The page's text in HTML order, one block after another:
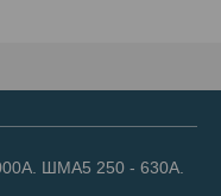
ШМА5 250 - 630А.